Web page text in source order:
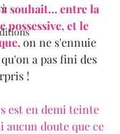
souhait… entre la
possessive, et le
on ne s'ennuie
a pas fini des
!
est en demi teinte
aucun doute que ce